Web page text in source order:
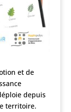
et de
depuis
territoire.